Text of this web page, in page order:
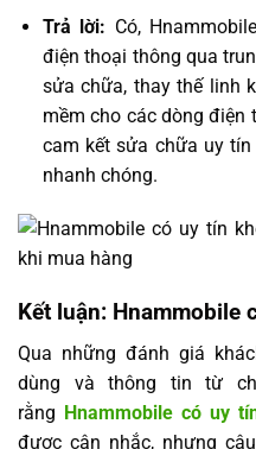
Trả lời: Có,
điện thoại thông qua
sửa chữa, thay thế linh
mềm cho các dòng điện
cam kết sửa chữa uy
nhanh chóng.
Kết luận: Hnammobile
Qua những đánh giá
dùng và thông tin từ
rằng Hnammobile có uy
được cân nhắc, nhưng